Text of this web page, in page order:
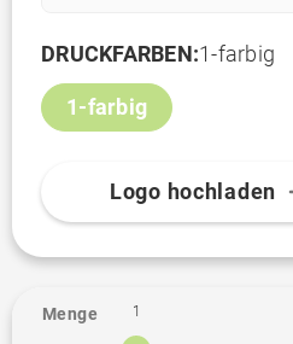
DRUCKFARBEN:1-farbig
1-farbig
Logo hochladen
Menge 1